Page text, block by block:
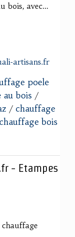
bois, avec...
artisans.fr
poele
bois /
/ chauffage
chauffage bois
- Etampes
chauffage